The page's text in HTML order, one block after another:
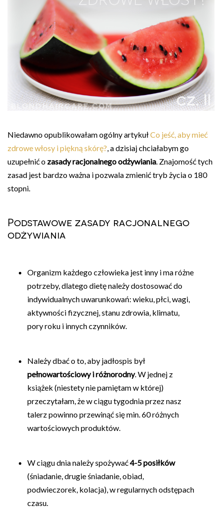
Niedawno opublikowałam ogólny artykułCo jeść, aby mieć
zdrowe włosy i piękną skórę?, a dzisiaj chciałabym go
uzupełnić o zasady racjonalnego odżywiania. Znajomość tych
zasad jest bardzo ważna i pozwala zmienić tryb życia o 180
stopni.
Podstawowe zasady racjonalnego
odżywiania
Organizm każdego człowieka jest inny i ma różne
potrzeby, dlatego dietę należy dostosować do
indywidualnych uwarunkowań: wieku, płci, wagi,
aktywności fizycznej, stanu zdrowia, klimatu,
pory roku i innych czynników.
Należy dbać o to, aby jadłospis był
pełnowartościowy i różnorodny. W jednej z
książek (niestety nie pamiętam w której)
przeczytałam, że w ciągu tygodnia przez nasz
talerz powinno przewinąć się min. 60 różnych
wartościowych produktów.
W ciągu dnia należy spożywać4-5 posiłków
(śniadanie, drugie śniadanie, obiad,
podwieczorek, kolacja), w regularnych odstępach
czasu.